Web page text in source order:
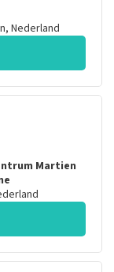
, Nederland
Martien